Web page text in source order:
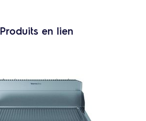
Produits en lien